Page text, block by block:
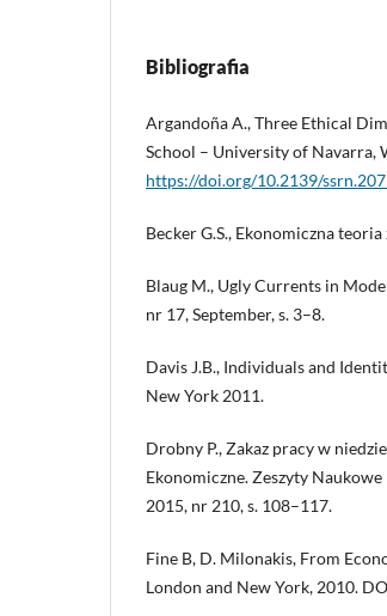
Bibliografia
Argandoña A., Three Ethical
School – University of Navarra,
https://doi.org/10.2139/
Becker G.S., Ekonomiczna
Blaug M., Ugly Currents in
nr 17, September, s. 3–8.
Davis J.B., Individuals and
New York 2011.
Drobny P., Zakaz pracy w
Ekonomiczne. Zeszyty
2015, nr 210, s. 108–117.
Fine B, D. Milonakis, From
London and New York, 2010.